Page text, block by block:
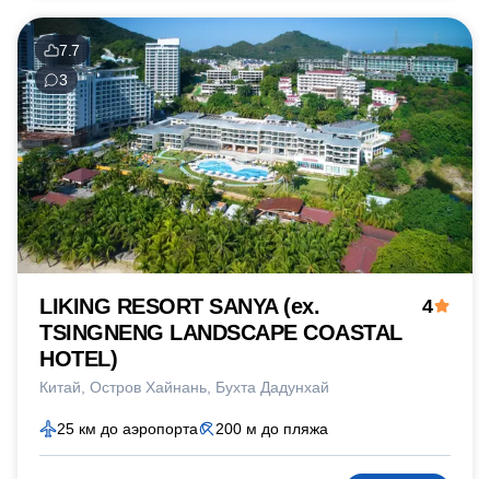
7.7
3
LIKING RESORT SANYA (ex.
TSINGNENG LANDSCAPE COASTAL
HOTEL)
Китай Остров Хайнань Бухта Дадунхай
4
25 км до аэропорта 200 м до пляжа